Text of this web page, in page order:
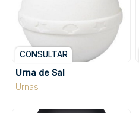
Urna de Sal
Urnas
CONSULTAR